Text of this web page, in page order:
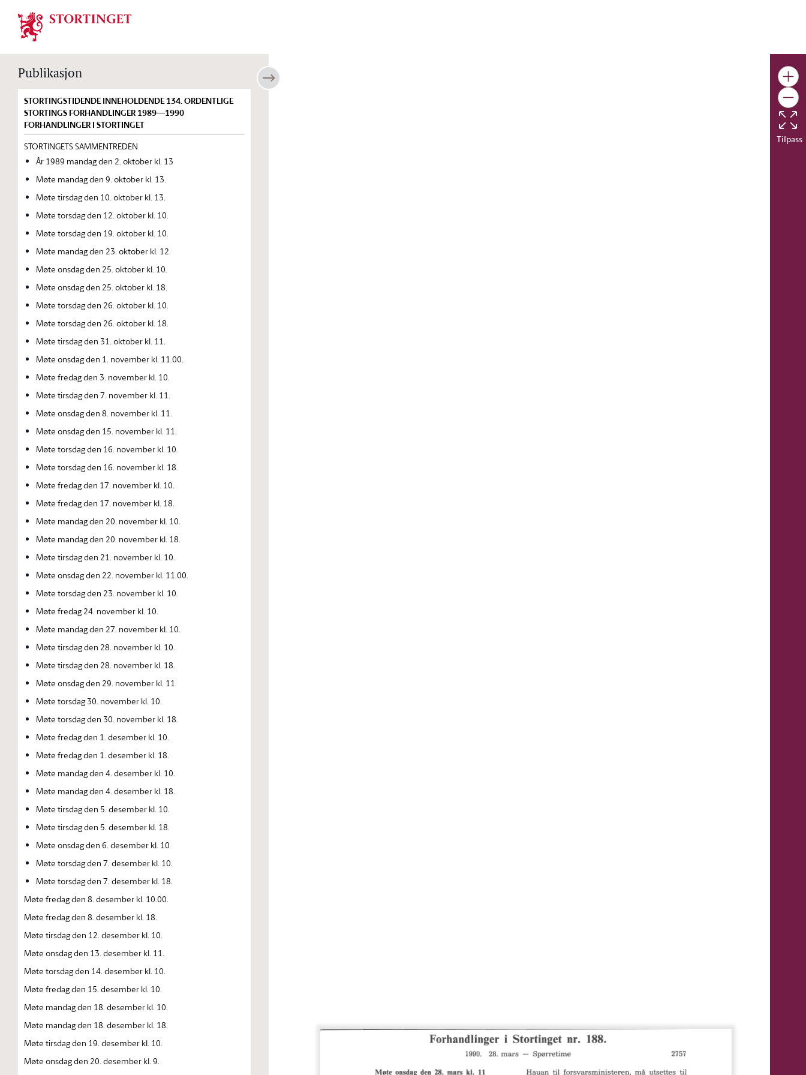
Stortinget.no
Publikasjon
STORTINGSTIDENDE INNEHOLDENDE 134. ORDENTLIGE
STORTINGS FORHANDLINGER 1989—1990
FORHANDLINGER I STORTINGET
STORTINGETS SAMMENTREDEN
År 1989 mandag den 2. oktober kl. 13
Møte mandag den 9. oktober kl. 13.
Møte tirsdag den 10. oktober kl. 13.
Møte torsdag den 12. oktober kl. 10.
Møte torsdag den 19. oktober kl. 10.
Møte mandag den 23. oktober kl. 12.
Møte onsdag den 25. oktober kl. 10.
Møte onsdag den 25. oktober kl. 18.
Møte torsdag den 26. oktober kl. 10.
Møte torsdag den 26. oktober kl. 18.
Møte tirsdag den 31. oktober kl. 11.
Møte onsdag den 1. november kl. 11.00.
Møte fredag den 3. november kl. 10.
Møte tirsdag den 7. november kl. 11.
Møte onsdag den 8. november kl. 11.
Møte onsdag den 15. november kl. 11.
Møte torsdag den 16. november kl. 10.
Møte torsdag den 16. november kl. 18.
Møte fredag den 17. november kl. 10.
Møte fredag den 17. november kl. 18.
Møte mandag den 20. november kl. 10.
Møte mandag den 20. november kl. 18.
Møte tirsdag den 21. november kl. 10.
Møte onsdag den 22. november kl. 11.00.
Møte torsdag den 23. november kl. 10.
Møte fredag 24. november kl. 10.
Møte mandag den 27. november kl. 10.
Møte tirsdag den 28. november kl. 10.
Møte tirsdag den 28. november kl. 18.
Møte onsdag den 29. november kl. 11.
Møte torsdag 30. november kl. 10.
Møte torsdag den 30. november kl. 18.
Møte fredag den 1. desember kl. 10.
Møte fredag den 1. desember kl. 18.
Møte mandag den 4. desember kl. 10.
Møte mandag den 4. desember kl. 18.
Møte tirsdag den 5. desember kl. 10.
Møte tirsdag den 5. desember kl. 18.
Møte onsdag den 6. desember kl. 10
Møte torsdag den 7. desember kl. 10.
Møte torsdag den 7. desember kl. 18.
Møte fredag den 8. desember kl. 10.00.
Møte fredag den 8. desember kl. 18.
Møte tirsdag den 12. desember kl. 10.
Møte onsdag den 13. desember kl. 11.
Møte torsdag den 14. desember kl. 10.
Møte fredag den 15. desember kl. 10.
Møte mandag den 18. desember kl. 10.
Møte mandag den 18. desember kl. 18.
Møte tirsdag den 19. desember kl. 10.
Møte onsdag den 20. desember kl. 9.